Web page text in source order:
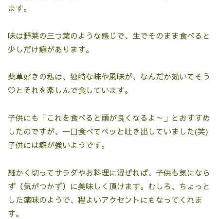
ます。
味は野菜の三つ葉のような感じで、生でそのまま食べると
少しだけ癖があります。
薬草好きの私は、独特な味や風味が、なんだか効いてそう
♡とそれを楽しんで食しています。
子供にも「これを食べると頭が良くなるよ～」とおすすめ
したのですが、一口食べてペッと吐き出していました(笑)
子供には癖が強いようです。
細かく切ってサラダやお料理に混ぜれば、子供も気になら
ず（気がつかず）に美味しく頂けます。むしろ、ちょっと
した薬味のようで、程よいアクセントにもなってくれま
す。